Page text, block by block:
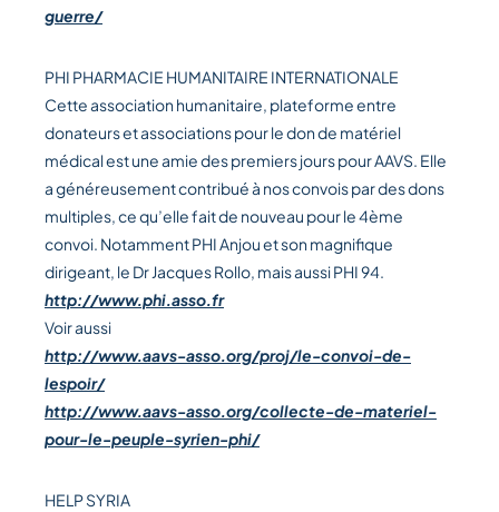
guerre/
PHI PHARMACIE HUMANITAIRE INTERNATIONALE
Cette association humanitaire, plateforme entre
donateurs et associations pour le don de matériel
médical est une amie des premiers jours pour AAVS. Elle
a généreusement contribué à nos convois par des dons
multiples, ce qu’elle fait de nouveau pour le 4ème
convoi. Notamment PHI Anjou et son magnifique
dirigeant, le Dr Jacques Rollo, mais aussi PHI 94.
http://www.phi.asso.fr
Voir aussi
http://www.aavs-asso.org/proj/le-convoi-de-
lespoir/
http://www.aavs-asso.org/collecte-de-materiel-
pour-le-peuple-syrien-phi/
HELP SYRIA